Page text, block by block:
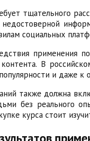
тщательного
недостоверной
социальных
применения
В
и даже к
также должна
без реального
курса стоит